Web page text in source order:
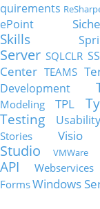
quirements
ePoint
Skills
Server SQLCLR
Center TEAMS
Development
Modeling
TPL
Testing
Usability
Stories
Visio
Studio
VMWare
API
Webservices
FormsWindows